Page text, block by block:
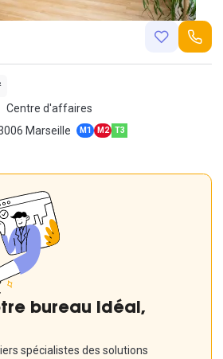
Centre d'affaires
du Prado, 13006 Marseille
M1 M2 T3
bureau idéal,
spécialistes des solutions